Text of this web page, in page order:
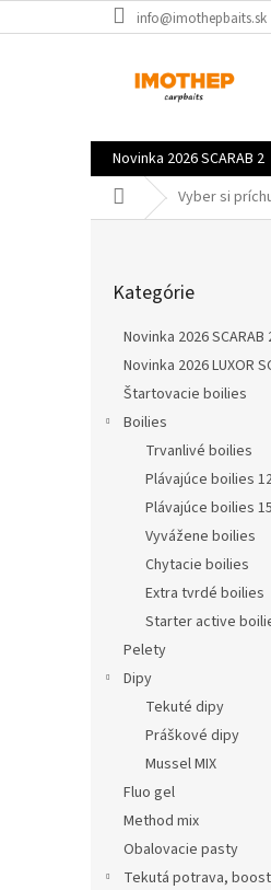
na
info@imothepbaits.sk
Novinka 2026 SCARAB 2
DomovVyber si
kategórie
Kategórie
Novinka 2026 SCARAB
Novinka 2026 LUXOR
Štartovacie boilies
Boilies
Trvanlivé boilies
Plávajúce boilies
Plávajúce boilies
Vyvážene boilies
Chytacie boilies
Extra tvrdé boilies
Starter active
Pelety
Dipy
Tekuté dipy
Práškové dipy
Mussel MIX
Fluo gel
Method mix
Obalovacie pasty
Tekutá potrava,